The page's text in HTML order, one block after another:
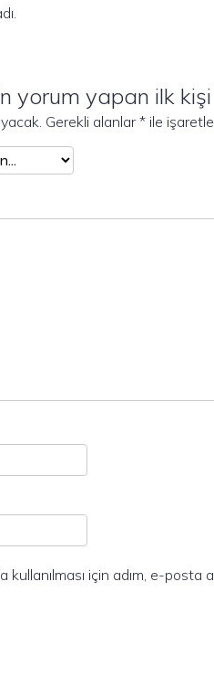
yorum yapan ilk
Gerekli alanlar* ile
kullanılması için adım, e-